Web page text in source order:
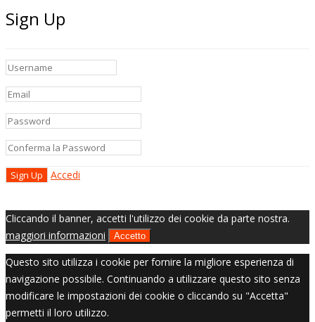
Sign Up
Accedi
Cliccando il banner, accetti l'utilizzo dei cookie da parte nostra.
maggiori informazioni
Accetto
Questo sito utilizza i cookie per fornire la migliore esperienza di
navigazione possibile. Continuando a utilizzare questo sito senza
modificare le impostazioni dei cookie o cliccando su "Accetta"
permetti il loro utilizzo.